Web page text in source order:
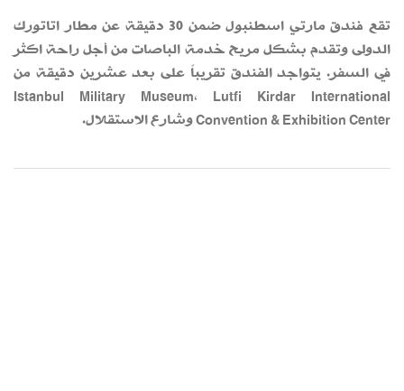
تقع فندق مارتي اسطنبول ضمن 30 دقيقة عن مطار اتاتورك
الدولى وتقدم بشكل مريح خدمة الباصات من أجل راحة اكثر
في السفر. يتواجد الفندق تقريباً على بعد عشرين دقيقة من
Istanbul Military Museum، Lutfi Kirdar International
Convention & Exhibition Center وشارع الاستقلال.